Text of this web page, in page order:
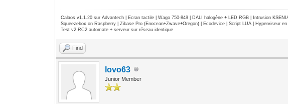
Calaos v1.1.20 sur Advantech | Ecran tactile | Wago 750-849 | DALI halogène + LED RGB | Intrusion
Squeezebox on Raspberry | Zibase Pro (Enocean+Zwave+Oregon) | Ecodevice | Script LUA | Hyperviseur
Test v2 RC2 automate + serveur sur réseau identique
Find
lovo63
Junior Member